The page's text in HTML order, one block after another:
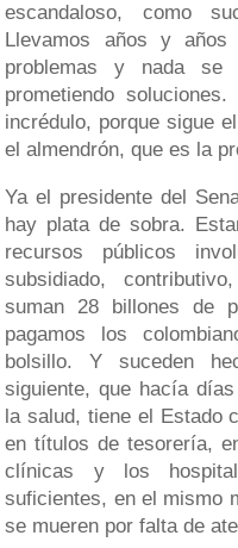
escandaloso, como
Llevamos años y
problemas y nada se
prometiendo
incrédulo, porque sigue
el almendrón, que es la
Ya el presidente del
hay plata de sobra.
recursos públicos
subsidiado,
suman 28 billones de
pagamos los
bolsillo. Y suceden
siguiente, que hacía
la salud, tiene el Estado
en títulos de tesorería,
clínicas y los
suficientes, en el mismo
se mueren por falta de